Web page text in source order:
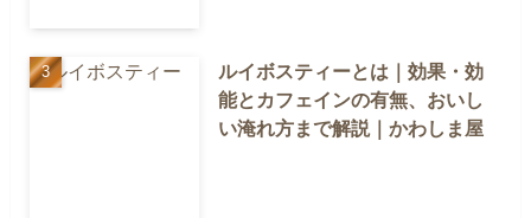
ルイボスティーとは｜効果・効
能とカフェインの有無、おいし
い淹れ方まで解説｜かわしま屋